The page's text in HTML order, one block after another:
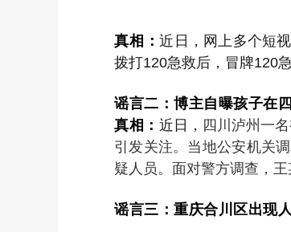
真相：近日，网上多个短
拨打120急救后，冒牌120
谣言二：博主自曝孩子在
真相： 近日， 四川泸州一
引发关注。当地公安机关
疑人员。面对警方调查，
谣言三：重庆合川区出现